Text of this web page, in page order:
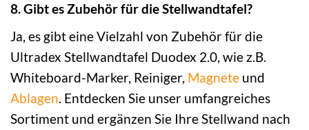
8. Gibt es Zubehör für die Stellwandtafel?
Ja, es gibt eine Vielzahl von Zubehör für die
Ultradex Stellwandtafel Duodex 2.0, wie z.B.
Whiteboard-Marker, Reiniger, Magnete und
Ablagen. Entdecken Sie unser umfangreiches
Sortiment und ergänzen Sie Ihre Stellwand nach